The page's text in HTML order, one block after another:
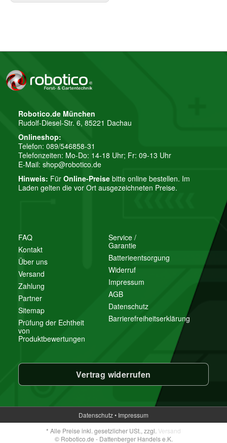
FAQ
Kontakt
Über uns
Versand
Zahlung
Partner
Sitemap
Prüfung der Echtheit
von
Produktbewertungen
Service /
Garantie
Batterieentsorgung
Widerruf
Impressum
AGB
Datenschutz
Barrierefreiheitserklärung
Robotico.de München
Rudolf-Diesel-Str. 6, 85221 Dachau
Onlineshop:
Telefon: 089/546858-31
Telefonzeiten: Mo-Do: 14-18 Uhr; Fr: 09-13 Uhr
E-Mail: shop@robotico.de
Hinweis: Für Online-Preise bitte online bestellen. Im
Laden gelten die vor Ort ausgezeichneten Preise.
Vertrag widerrufen
Datenschutz• Impressum
* Alle Preise inkl. gesetzlicher USt., zzgl. Versand
© Robotico.de - Dattenberger Handels e.K.